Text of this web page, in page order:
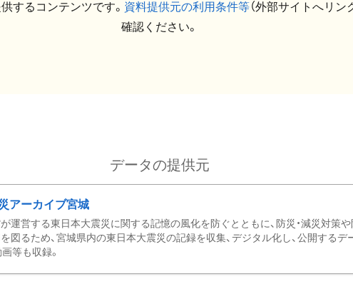
するコンテンツです。 資料提供元の利用条件等（外部サイトへリン
確認ください。
データの提供元
アーカイブ宮城
運営する東日本大震災に関する記憶の風化を防ぐとともに、防災・減災対策
図るため、宮城県内の東日本大震災の記録を収集、デジタル化し、公開するデ
等も収録。